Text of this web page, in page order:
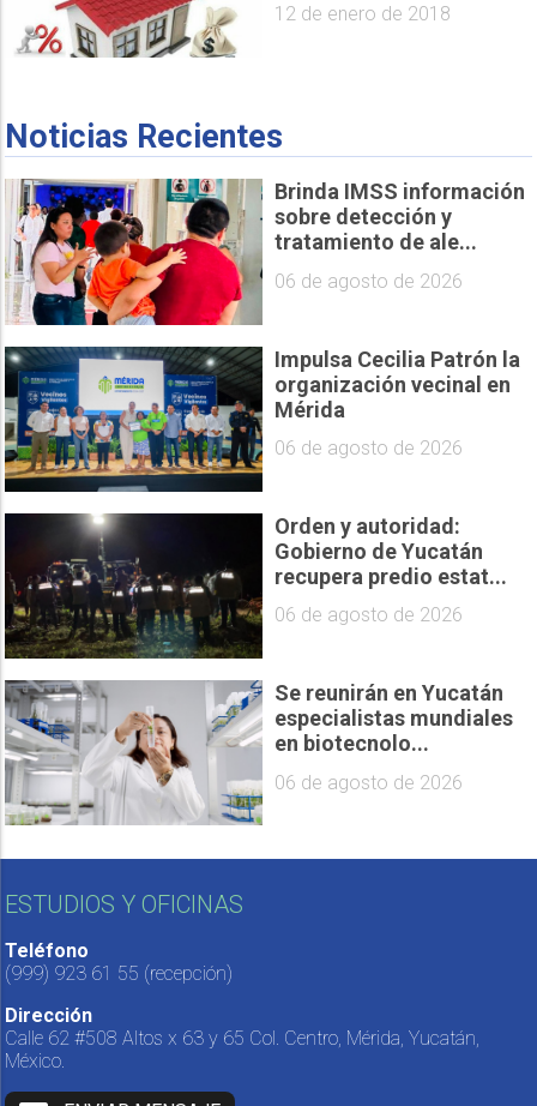
12 de enero de 2018
Noticias Recientes
Brinda IMSS información
sobre detección y
tratamiento de ale...
06 de agosto de 2026
Impulsa Cecilia Patrón la
organización vecinal en
Mérida
06 de agosto de 2026
Orden y autoridad:
Gobierno de Yucatán
recupera predio estat...
06 de agosto de 2026
Se reunirán en Yucatán
especialistas mundiales
en biotecnolo...
06 de agosto de 2026
ESTUDIOS Y OFICINAS
Teléfono
(999) 923 61 55 (recepción)
Dirección
Calle 62 #508 Altos x 63 y 65 Col. Centro, Mérida, Yucatán,
México.